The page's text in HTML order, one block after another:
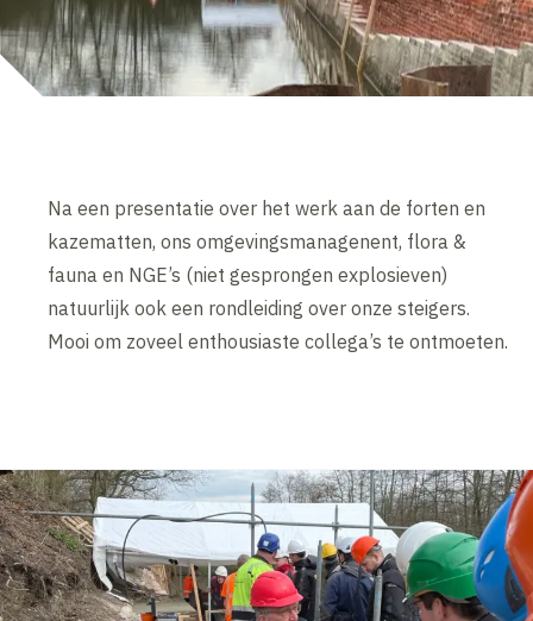
Na een presentatie over het werk aan de forten en
kazematten, ons omgevingsmanagenent, flora &
fauna en NGE’s (niet gesprongen explosieven)
natuurlijk ook een rondleiding over onze steigers.
Mooi om zoveel enthousiaste collega’s te ontmoeten.